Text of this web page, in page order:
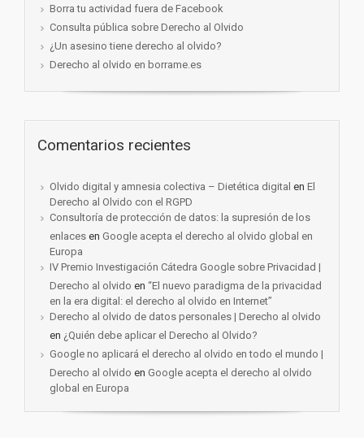
Borra tu actividad fuera de Facebook
Consulta pública sobre Derecho al Olvido
¿Un asesino tiene derecho al olvido?
Derecho al olvido en borrame.es
Comentarios recientes
Olvido digital y amnesia colectiva – Dietética digital en El
Derecho al Olvido con el RGPD
Consultoría de protección de datos: la supresión de los
enlaces en Google acepta el derecho al olvido global en
Europa
IV Premio Investigación Cátedra Google sobre Privacidad |
Derecho al olvido en “El nuevo paradigma de la privacidad
en la era digital: el derecho al olvido en Internet”
Derecho al olvido de datos personales | Derecho al olvido
en ¿Quién debe aplicar el Derecho al Olvido?
Google no aplicará el derecho al olvido en todo el mundo |
Derecho al olvido en Google acepta el derecho al olvido
global en Europa